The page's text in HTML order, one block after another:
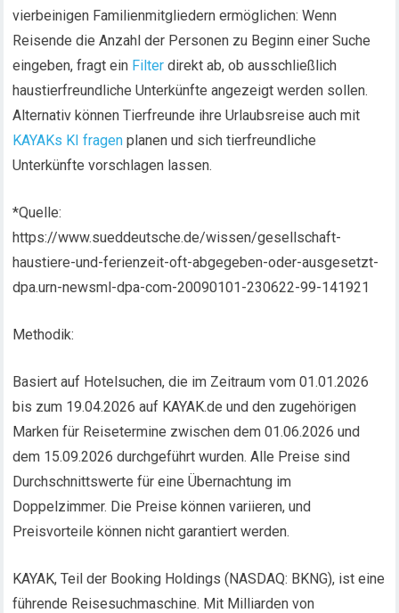
vierbeinigen Familienmitgliedern ermöglichen: Wenn
Reisende die Anzahl der Personen zu Beginn einer Suche
eingeben, fragt ein Filter direkt ab, ob ausschließlich
haustierfreundliche Unterkünfte angezeigt werden sollen.
Alternativ können Tierfreunde ihre Urlaubsreise auch mit
KAYAKs KI fragen planen und sich tierfreundliche
Unterkünfte vorschlagen lassen.
*Quelle:
https://www.sueddeutsche.de/wissen/gesellschaft-
haustiere-und-ferienzeit-oft-abgegeben-oder-ausgesetzt-
dpa.urn-newsml-dpa-com-20090101-230622-99-141921
Methodik:
Basiert auf Hotelsuchen, die im Zeitraum vom 01.01.2026
bis zum 19.04.2026 auf KAYAK.de und den zugehörigen
Marken für Reisetermine zwischen dem 01.06.2026 und
dem 15.09.2026 durchgeführt wurden. Alle Preise sind
Durchschnittswerte für eine Übernachtung im
Doppelzimmer. Die Preise können variieren, und
Preisvorteile können nicht garantiert werden.
KAYAK, Teil der Booking Holdings (NASDAQ: BKNG), ist eine
führende Reisesuchmaschine. Mit Milliarden von